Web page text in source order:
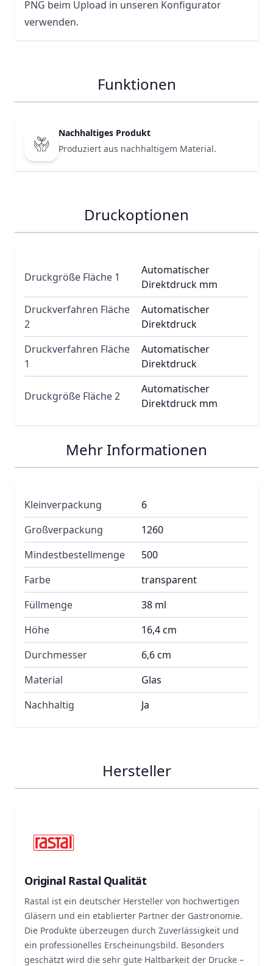
PNG beim Upload in unseren Konfigurator
verwenden.
Funktionen
Nachhaltiges Produkt
Produziert aus nachhaltigem Material.
Druckoptionen
Druckgröße Fläche 1
Automatischer
Direktdruck mm
Druckverfahren Fläche
2
Automatischer
Direktdruck
Druckverfahren Fläche
1
Automatischer
Direktdruck
Druckgröße Fläche 2
Automatischer
Direktdruck mm
Mehr Informationen
Kleinverpackung
6
Großverpackung
1260
Mindestbestellmenge
500
Farbe
transparent
Füllmenge
38 ml
Höhe
16,4 cm
Durchmesser
6,6 cm
Material
Glas
Nachhaltig
Ja
Hersteller
Original Rastal Qualität
Rastal ist ein deutscher Hersteller von hochwertigen
Gläsern und ein etablierter Partner der Gastronomie.
Die Produkte überzeugen durch Zuverlässigkeit und
ein professionelles Erscheinungsbild. Besonders
geschätzt wird die sehr gute Haltbarkeit der Drucke –